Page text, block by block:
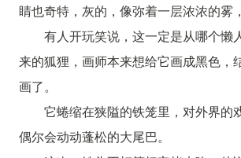
睛也奇特，灰的，像弥着一层浓浓的雾
有人开玩笑说，这一定是从哪个懒
来的狐狸，画师本来想给它画成黑色，
画了。
它蜷缩在狭隘的铁笼里，对外界的
偶尔会动动蓬松的大尾巴。